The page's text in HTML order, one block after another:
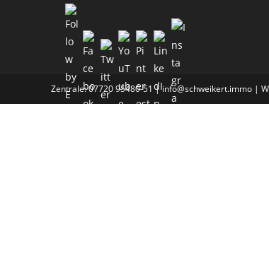
Zentrale: 07720 95480-51 | info@schweikert.immo |